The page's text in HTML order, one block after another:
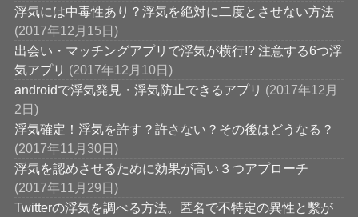
浮気には中毒性あり？浮気を絶対に二度とさせない方法
(2017年12月15日)
出会い・マッチングアプリで浮気が横行!? 注意する6つ浮
気アプリ (2017年12月10日)
androidで浮気発見・浮気防止できるアプリ (2017年12月
2日)
浮気確定！浮気を許す？許さない？その後はどうなる？
(2017年11月30日)
浮気を認めさせるために効果が高い３つアプローチ
(2017年11月29日)
Twitterの浮気を調べる方法。匿名で不特定の異性と繫が